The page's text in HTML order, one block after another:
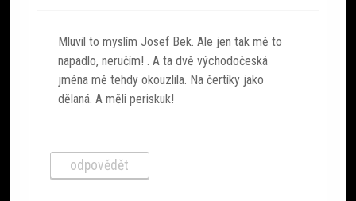
Mluvil to myslím Josef Bek. Ale jen tak mě to
napadlo, neručím! . A ta dvě východočeská
jména mě tehdy okouzlila. Na čertíky jako
dělaná. A měli periskuk!
odpovědět